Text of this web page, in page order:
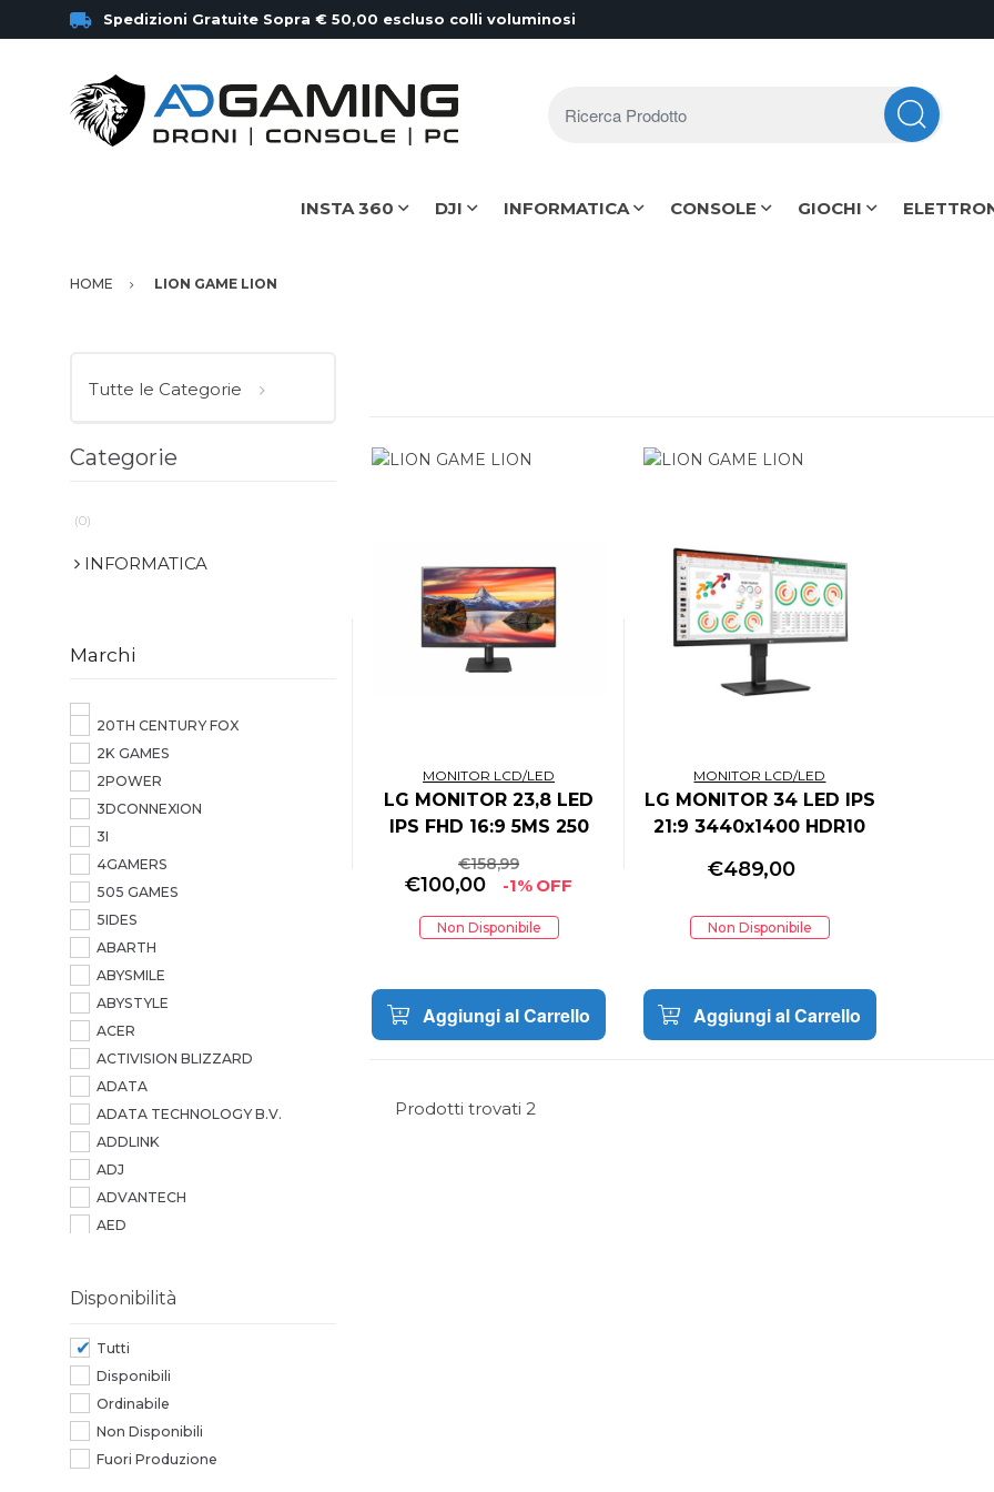
Spedizioni Gratuite Sopra € 50,00 escluso colli voluminosi
INSTA 360 DJI INFORMATICA CONSOLE GIOCHI
HOME LION GAME LION
MONITOR LCD/LED
LG MONITOR 23,8 LED
IPS FHD 16:9 5MS 250
€158,99
€100,00 -1% OFF
Non Disponibile
Aggiungi al Carrello
MONITOR LCD/LED
LG MONITOR 34 LED IPS
21:9 3440x1400 HDR10
MULTIMEDIALE
€489,00
Non Disponibile
Aggiungi al Carrello
Prodotti trovati2
Tutte le Categorie
Categorie
(0)
INFORMATICA
Marchi
20TH CENTURY FOX
2K GAMES
2POWER
3DCONNEXION
3I
4GAMERS
505 GAMES
5IDES
ABARTH
ABYSMILE
ABYSTYLE
ACER
ACTIVISION BLIZZARD
ADATA
ADATA TECHNOLOGY B.V.
ADDLINK
ADJ
ADVANTECH
AED
AGI
Disponibilità
Tutti
Disponibili
Ordinabile
Non Disponibili
Fuori Produzione